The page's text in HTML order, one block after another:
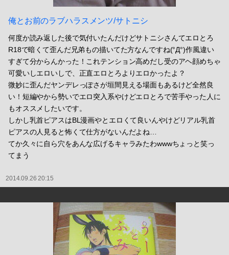
俺とお前のラブハラスメンツ/サトニシ
何度か読み返した後で気付いたんだけどサトニシさんてエロとろ
R18で暗くて歪んだ兄弟もの描いてた方なんですね(°Д°)作風違い
すぎて分からんかった！これテンション高めだし受のアヘ顔めちゃ
可愛いしエロいしで、正直エロとろよりエロかったよ？
微妙に歪んだヤンデレっぽさが垣間見える場面もあるけど全然良
い！短編やから勢いでエロ突入系やけどエロとろで苦手やった人に
もオススメしたいです。
しかし乳首ピアスはBL漫画やとエロくて良いんやけどリアル乳首
ピアスの人見ると怖くて仕方がないんだよね…
てか久々に自ら穴をあんな広げるキャラみたわwwwちょっと笑っ
てまう
2014.09.26 20:15